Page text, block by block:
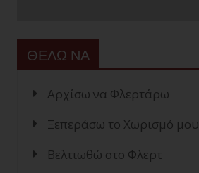
ΘΕΛΩ ΝΑ
Αρχίσω να Φλερτάρω
Ξεπεράσω το Χωρισμό μου
Βελτιωθώ στο Φλερτ